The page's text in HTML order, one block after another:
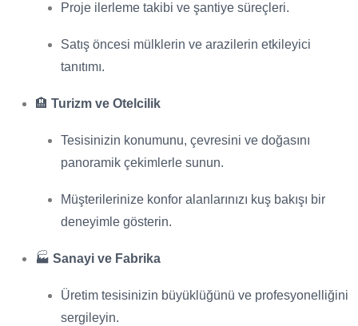
Proje ilerleme takibi ve şantiye süreçleri.
Satış öncesi mülklerin ve arazilerin etkileyici
tanıtımı.
🏨 Turizm ve Otelcilik
Tesisinizin konumunu, çevresini ve doğasını
panoramik çekimlerle sunun.
Müşterilerinize konfor alanlarınızı kuş bakışı bir
deneyimle gösterin.
🏭 Sanayi ve Fabrika
Üretim tesisinizin büyüklüğünü ve profesyonelliğini
sergileyin.